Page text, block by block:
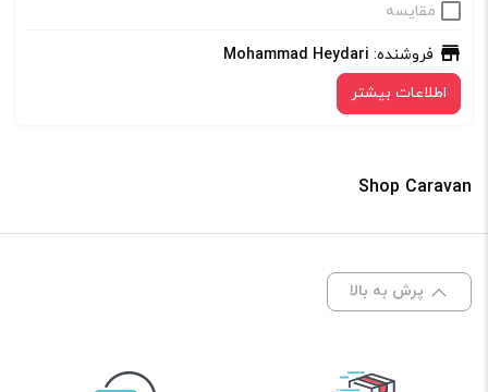
مقایسه
فروشنده: Mohammad Heydari
اطلاعات بیشتر
Shop Caravan
پرش به بالا